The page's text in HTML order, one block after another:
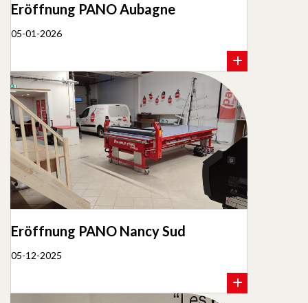
Eröffnung PANO Aubagne
05-01-2026
Eröffnung PANO Nancy Sud
05-12-2025